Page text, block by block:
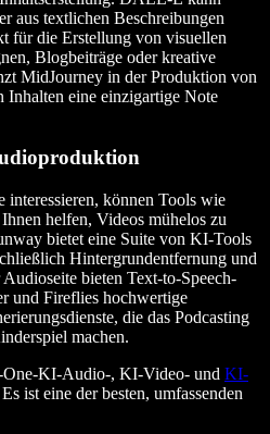
aus textlichen Beschreibungen
für die Erstellung von visuellen
Blogbeiträge oder kreative
MidJourney in der Produktion von
eine einzigartige Note
können Tools wie
helfen, Videos mühelos zu
bietet eine Suite von KI-Tools
Hintergrundentfernung und
bieten Text-to-Speech-
und Fireflies hochwertige
die das Podcasting
machen.
KI-Audio-, KI-Video- und KI-
ist eine der besten, umfassenden